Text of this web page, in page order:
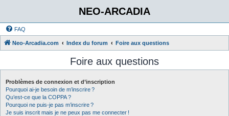
NEO-ARCADIA
FAQ
Neo-Arcadia.com Index du forum Foire aux questions
Foire aux questions
Problèmes de connexion et d’inscription
Pourquoi ai-je besoin de m’inscrire ?
Qu’est-ce que la COPPA ?
Pourquoi ne puis-je pas m’inscrire ?
Je suis inscrit mais je ne peux pas me connecter !